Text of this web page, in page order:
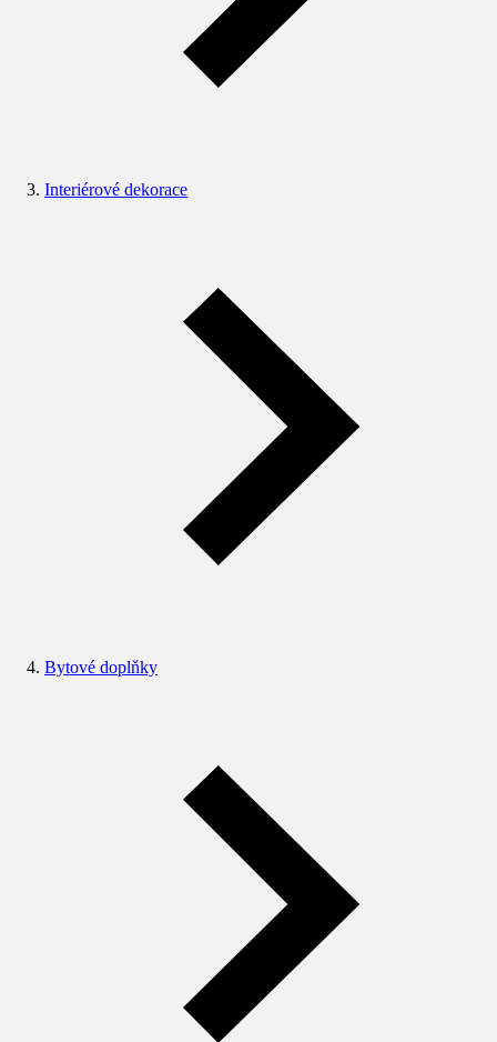
Interiérové dekorace
Bytové doplňky